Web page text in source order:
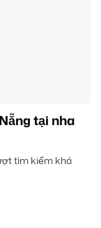
tại nha
tìm kiếm khá